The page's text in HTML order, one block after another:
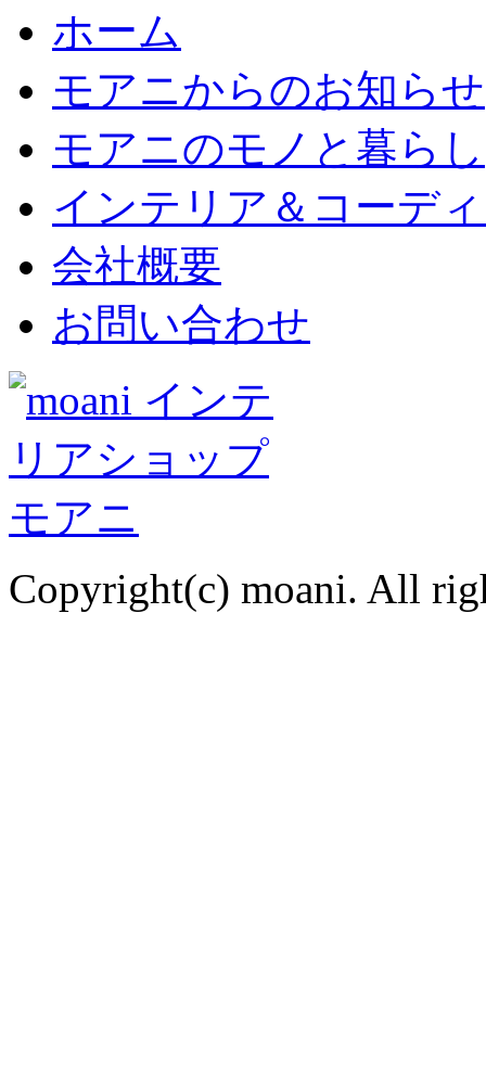
ホーム
モアニからのお知らせ
モアニのモノと暮らし
インテリア＆コーデ
会社概要
お問い合わせ
Copyright(c) moani. All